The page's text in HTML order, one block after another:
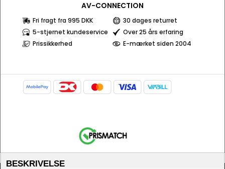
AV-CONNECTION
Fri fragt fra 995 DKK
30 dages returret
5-stjernet kundeservice
Over 25 års erfaring
Prissikkerhed
E-mærket siden 2004
BESKRIVELSE